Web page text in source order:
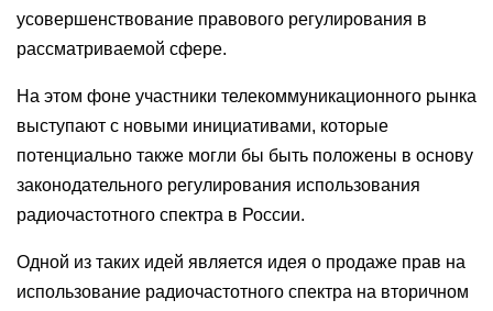
усовершенствование правового регулирования в
рассматриваемой сфере.
На этом фоне участники телекоммуникационного рынка
выступают с новыми инициативами, которые
потенциально также могли бы быть положены в основу
законодательного регулирования использования
радиочастотного спектра в России.
Одной из таких идей является идея о продаже прав на
использование радиочастотного спектра на вторичном